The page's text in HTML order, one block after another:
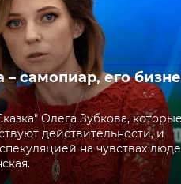
– самопиар, его
Олега Зубкова, которые
действительности, и
на чувствах